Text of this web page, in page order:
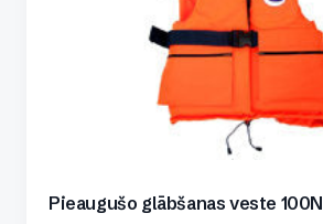
Pieaugušo glābšanas veste 100N